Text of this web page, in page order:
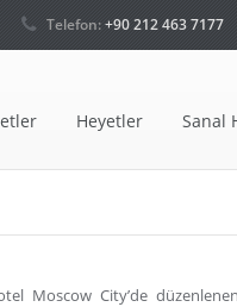
Telefon:+90 212 463 7177
Heyetler Sanal
Moscow City’de